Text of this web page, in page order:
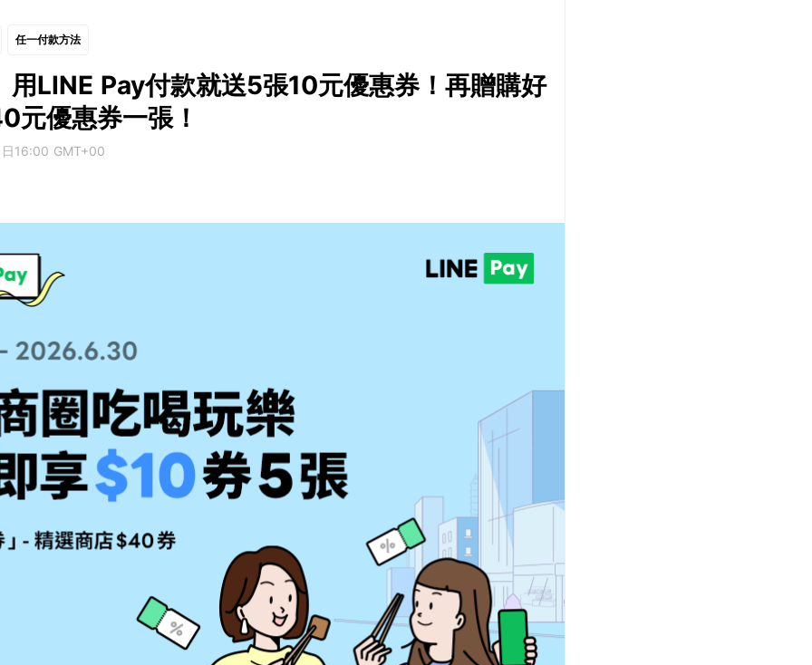
任一付款方法
用LINE Pay付款就送5張10元優惠券！再贈購好
元優惠券一張！
16:00 GMT+00